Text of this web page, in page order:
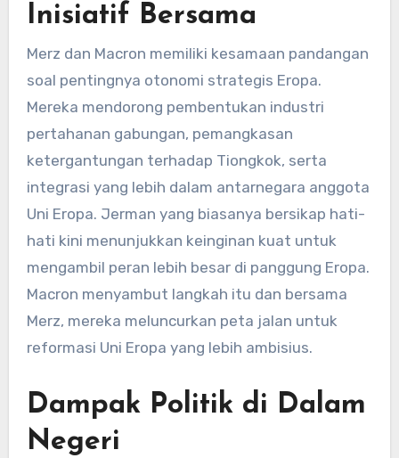
Inisiatif Bersama
Merz dan Macron memiliki kesamaan pandangan
soal pentingnya otonomi strategis Eropa.
Mereka mendorong pembentukan industri
pertahanan gabungan, pemangkasan
ketergantungan terhadap Tiongkok, serta
integrasi yang lebih dalam antarnegara anggota
Uni Eropa. Jerman yang biasanya bersikap hati-
hati kini menunjukkan keinginan kuat untuk
mengambil peran lebih besar di panggung Eropa.
Macron menyambut langkah itu dan bersama
Merz, mereka meluncurkan peta jalan untuk
reformasi Uni Eropa yang lebih ambisius.
Dampak Politik di Dalam
Negeri